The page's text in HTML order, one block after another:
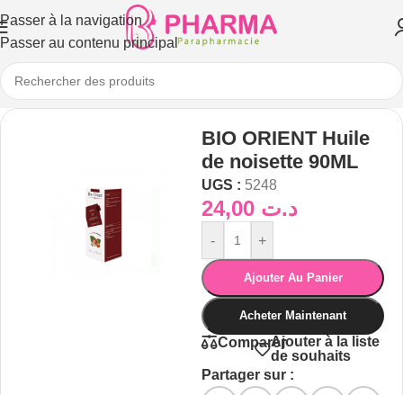
Passer à la navigation
Passer au contenu principal
BIO ORIENT Huile
de noisette 90ML
UGS : 5248
د.ت
- +
Ajouter Au Panier
Acheter Maintenant
ComparerAjouter à la liste
de souhaits
Partager sur :